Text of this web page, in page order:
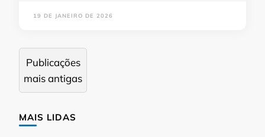
19 DE JANEIRO DE 2026
Navegação
por
posts
Publicações
mais antigas
MAIS LIDAS